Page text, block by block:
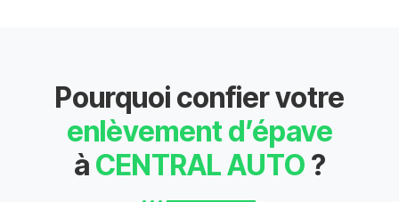
Pourquoi confier votre
enlèvement d’épave
à CENTRAL AUTO ?